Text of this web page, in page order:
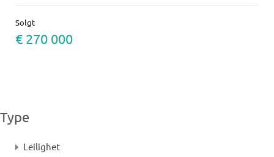
Solgt
€ 270 000
Type
Leilighet